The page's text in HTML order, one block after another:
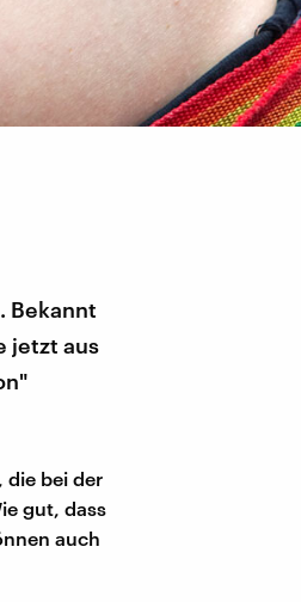
Bekannt
jetzt aus
die bei der
gut, dass
auch